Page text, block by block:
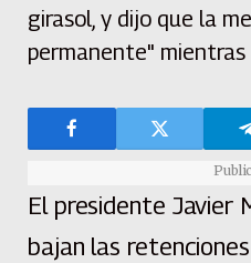
girasol, y dijo que la
permanente" mientras
El presidente Javier
bajan las